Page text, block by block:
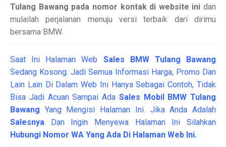
Tulang Bawang pada nomor kontak di website ini dan
mulailah perjalanan menuju versi terbaik dari dirimu
bersama BMW.
Saat Ini Halaman Web Sales
BMW Tulang Bawang
Sedang Kosong. Jadi Semua Informasi Harga, Promo Dan
Lain Lain Di Dalam Web Ini Hanya Sebagai Contoh, Tidak
Bisa Jadi Acuan Sampai Ada Sales Mobil BMW Tulang
Bawang Yang Mengisi Halaman Ini. Jika Anda Adalah
Salesnya Dan Ingin Menyewa Halaman Ini Silahkan
Hubungi Nomor WA Yang Ada Di Halaman Web Ini.